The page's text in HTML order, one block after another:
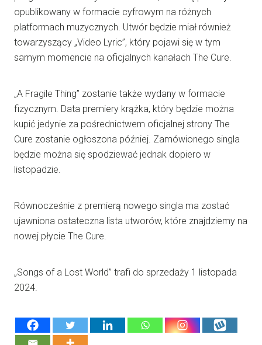
opublikowany w formacie cyfrowym na różnych
platformach muzycznych. Utwór będzie miał również
towarzyszący „Video Lyric”, który pojawi się w tym
samym momencie na oficjalnych kanałach The Cure.
„A Fragile Thing” zostanie także wydany w formacie
fizycznym. Data premiery krążka, który będzie można
kupić jedynie za pośrednictwem oficjalnej strony The
Cure zostanie ogłoszona później. Zamówionego singla
będzie można się spodziewać jednak dopiero w
listopadzie.
Równocześnie z premierą nowego singla ma zostać
ujawniona ostateczna lista utworów, które znajdziemy na
nowej płycie The Cure.
„Songs of a Lost World” trafi do sprzedaży 1 listopada
2024.